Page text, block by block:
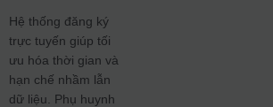
Hệ thống đăng ký
trực tuyến giúp tối
ưu hóa thời gian và
hạn chế nhầm lẫn
dữ liệu. Phụ huynh